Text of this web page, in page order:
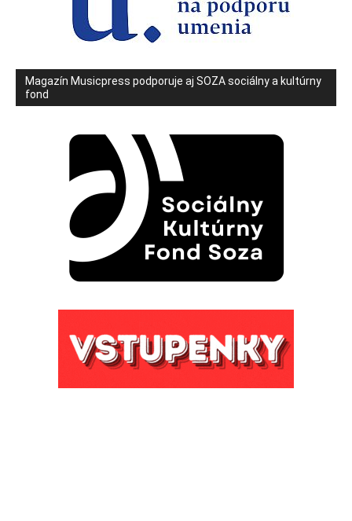
Magazín Musicpress podporuje aj SOZA sociálny a kultúrny
fond